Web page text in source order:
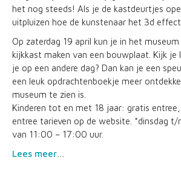
het nog steeds! Als je de kastdeurtjes
uitpluizen hoe de kunstenaar het 3d effect
Op zaterdag 19 april kun je in het
kijkkast maken van een bouwplaat. Kijk je
je op een andere dag? Dan kan je een
een leuk opdrachtenboekje meer
museum te zien is.
Kinderen tot en met 18 jaar: gratis
entree tarieven op de website. *dinsdag t/
van 11:00 – 17:00 uur.
Lees meer